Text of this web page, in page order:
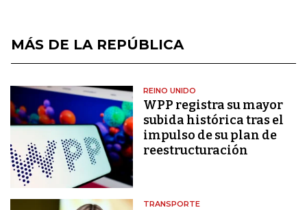
MÁS DE LA REPÚBLICA
REINO UNIDO
WPP registra su mayor
subida histórica tras el
impulso de su plan de
reestructuración
TRANSPORTE